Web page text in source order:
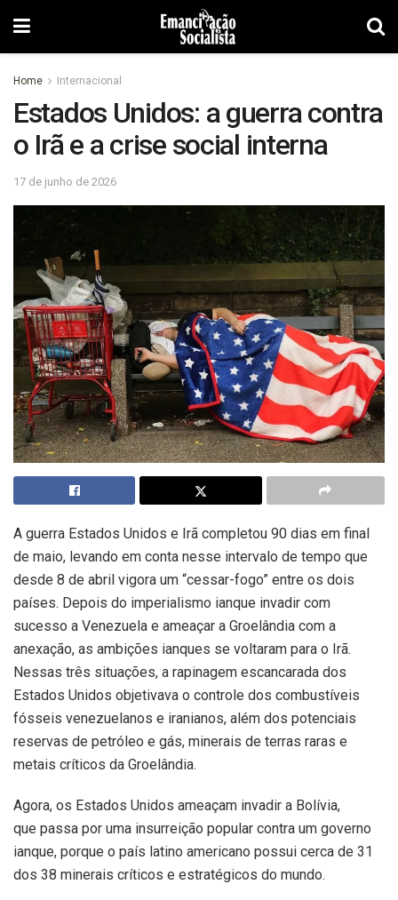
Home Internacional
Estados Unidos: a guerra contra
o Irã e a crise social interna
17 de junho de 2026
A guerra Estados Unidos e Irã completou 90 dias em final
de maio, levando em conta nesse intervalo de tempo que
desde 8 de abril vigora um “cessar-fogo” entre os dois
países. Depois do imperialismo ianque invadir com
sucesso a Venezuela e ameaçar a Groelândia com a
anexação, as ambições ianques se voltaram para o Irã.
Nessas três situações, a rapinagem escancarada dos
Estados Unidos objetivava o controle dos combustíveis
fósseis venezuelanos e iranianos, além dos potenciais
reservas de petróleo e gás, minerais de terras raras e
metais críticos da Groelândia.
Agora, os Estados Unidos ameaçam invadir a Bolívia,
que passa por uma insurreição popular contra um governo
ianque, porque o país latino americano possui cerca de 31
dos 38 minerais críticos e estratégicos do mundo.